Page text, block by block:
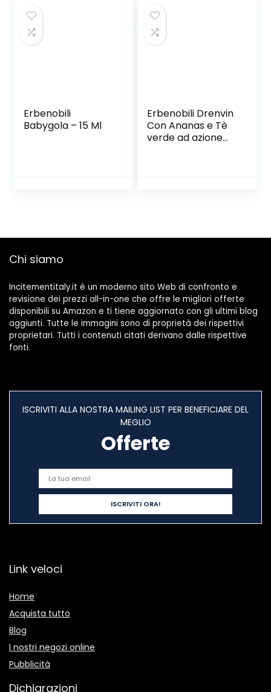
Alimentare con
Proteine, Calcio e
HMB, Multipacco
Erbenobili
Babygola – 15 Ml
Erbenobili Drenvin
Con Ananas e Tè
verde ad azione
Chi siamo
Incitementitaly.it è un moderno sito Web di confronto e
revisione dei prezzi all-in-one che offre le migliori offerte
disponibili su Amazon e ti tiene aggiornato con gli ultimi blog
aggiunti. Tutte le immagini sono di proprietà dei rispettivi
proprietari. Tutti i contenuti citati derivano dalle rispettive
fonti.
ISCRIVITI ALLA NOSTRA MAILING LIST PER BENEFICIARE DEL
MEGLIO
Offerte
Link veloci
Home
Acquista tutto
Blog
I nostri negozi online
Pubblicità
Dichiarazioni